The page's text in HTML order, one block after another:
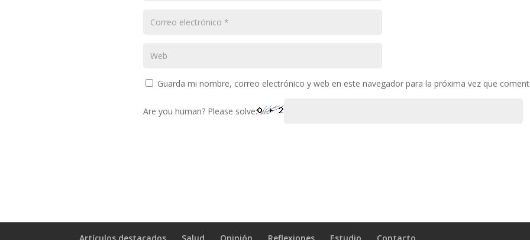
Guarda mi nombre, correo electrónico y web en este navegador para la próxima vez que
Are you human? Please solve:
Artículos destacados Salud Opinión Reflexiones Estudio Contacto